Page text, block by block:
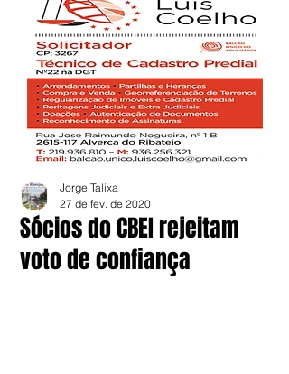
Sócios do CBEI rejeitam
voto de confiança
Jorge Talixa
27 de fev. de 2020